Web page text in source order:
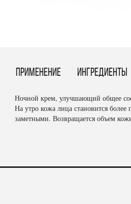
Применение Ингредиенты
Ночной крем, улучшающий общее
На утро кожа лица становится
заметными. Возвращается объем